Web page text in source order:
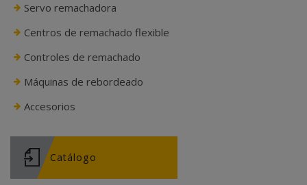
Servo remachadora
Centros de remachado flexible
Controles de remachado
Máquinas de rebordeado
Accesorios
Catálogo